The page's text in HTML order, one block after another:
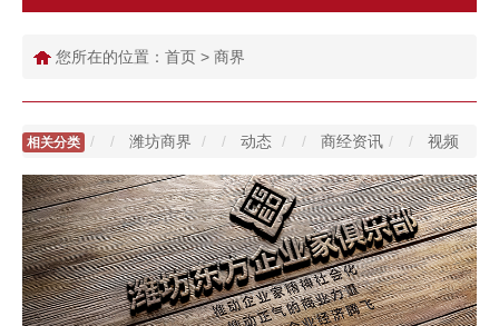
您所在的位置： 首页 > 商界
相关分类 / 潍坊商界 / 动态 / 商经资讯 / 视频